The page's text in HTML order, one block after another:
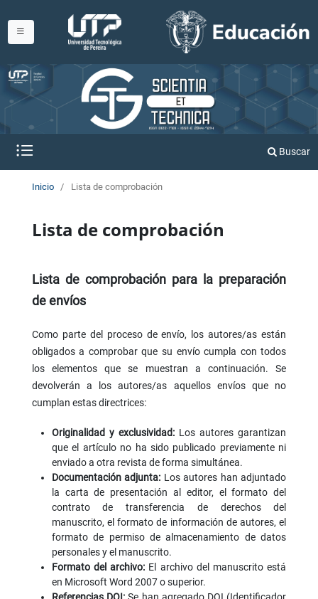
Buscar
Inicio / Lista de comprobación
Lista de comprobación
Lista de comprobación para la preparación
de envíos
Como parte del proceso de envío, los autores/as están
obligados a comprobar que su envío cumpla con todos
los elementos que se muestran a continuación. Se
devolverán a los autores/as aquellos envíos que no
cumplan estas directrices:
Originalidad y exclusividad:Los autores garantizan
que el artículo no ha sido publicado previamente ni
enviado a otra revista de forma simultánea.
Documentación adjunta: Los autores han adjuntado
la carta de presentación al editor, el formato del
contrato de transferencia de derechos del
manuscrito, el formato de información de autores, el
formato de permiso de almacenamiento de datos
personales y el manuscrito.
Formato del archivo: El archivo del manuscrito está
en Microsoft Word 2007 o superior.